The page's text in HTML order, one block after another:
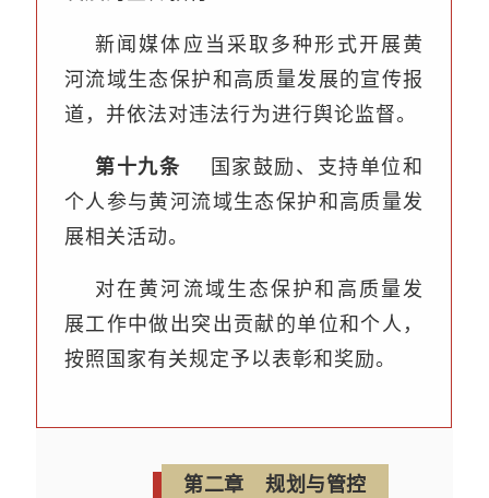
新闻媒体应当采取多种形式开展黄
河流域生态保护和高质量发展的宣传报
道，并依法对违法行为进行舆论监督。
第十九条
国家鼓励、支持单位和
个人参与黄河流域生态保护和高质量发
展相关活动。
对在黄河流域生态保护和高质量发
展工作中做出突出贡献的单位和个人，
按照国家有关规定予以表彰和奖励。
第二章 规划与管控